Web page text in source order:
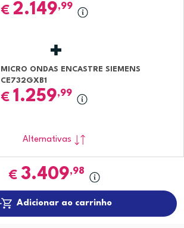
€ 2.149,99
MICRO ONDAS ENCASTRE SIEMENS
CE732GXB1
€ 1.259,99
Alternativas
€ 3.409,98
Adicionar ao carrinho